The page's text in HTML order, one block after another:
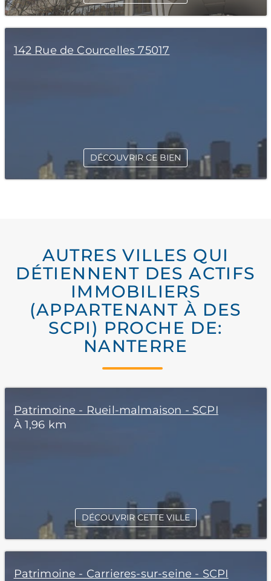
142 Rue de Courcelles 75017
DÉCOUVRIR CE BIEN
AUTRES VILLES QUI
DÉTIENNENT DES ACTIFS
IMMOBILIERS
(APPARTENANT À DES
SCPI) PROCHE DE:
NANTERRE
Patrimoine - Rueil-malmaison - SCPI
À 1,96 km
DÉCOUVRIR CETTE VILLE
Patrimoine - Carrieres-sur-seine - SCPI